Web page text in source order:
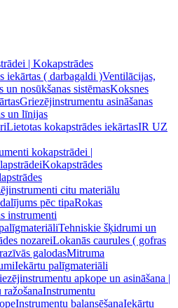
| Kokapstrādes
iekārtas ( darbagaldi )Ventilācijas,
un nosūkšanas sistēmasKoksnes
Griezējinstrumentu asināšanas
un līnijas
Lietotas kokapstrādes iekārtasIR UZ
kokapstrādei |
Kokapstrādes
citu materiālu
pēc tipaRokas
instrumenti
Tehniskie šķidrumi un
nozareiLokanās caurules ( gofras
galodasMitruma
Iekārtu palīgmateriāli
apkope un asināšana |
Instrumentu
Instrumentu balansēšanaIekārtu